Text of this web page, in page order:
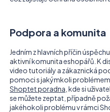
Podpora a komunita
Jedním z hlavních příčin
aktivní komunita eshopářů. K
video tutoriály a zákaznická
pomoci s jakýmkoli
Shoptet poradna , kde si
se můžete zeptat, případně
jakéhokoli problému v rámci